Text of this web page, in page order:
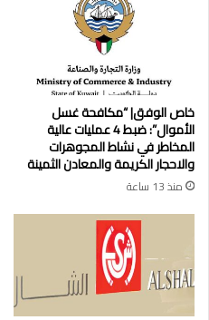
خاص الوفق| “مكافحة غسل
الأموال”: ضبط 4 عمليات عالية
المخاطر في نشاط المجوهرات
والاحجار الكريمة والمعادن الثمينة
منذ 13 ساعة